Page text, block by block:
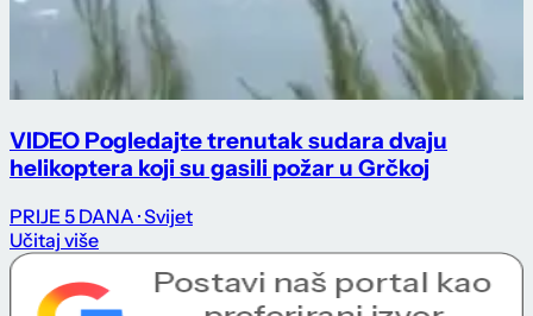
VIDEO Pogledajte trenutak sudara dvaju
helikoptera koji su gasili požar u Grčkoj
PRIJE 5 DANA · Svijet
Učitaj više